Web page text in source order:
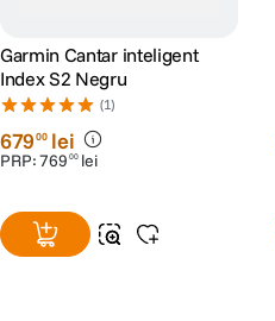
Garmin Cantar inteligent
Index S2 Negru
(1)
67900 lei
PRP:769 00 lei